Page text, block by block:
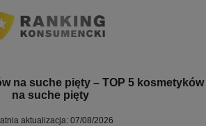
na suche pięty – TOP 5 kosmetyków
na suche pięty
aktualizacja: 07/08/2026